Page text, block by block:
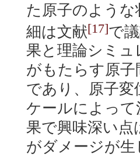
た原子のよう
細は文献[17]で
果と理論シミュ
がもたらす原
であり、原子
ケールによっ
果で興味深い点
がダメージが